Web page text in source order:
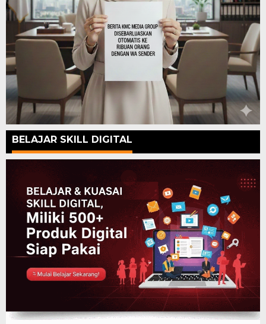
BELAJAR SKILL DIGITAL